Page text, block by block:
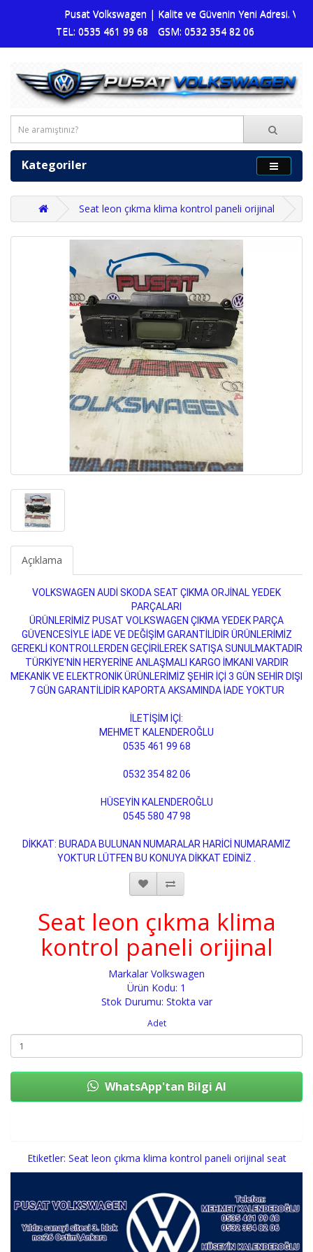
Pusat Volkswagen | Kalite ve Güvenin Yeni Adresi.
TEL: 0535 461 99 68
GSM: 0532 354 82 06
Kategoriler
Seat leon çıkma klima kontrol paneli orijinal
Açıklama
VOLKSWAGEN AUDİ SKODA SEAT ÇIKMA ORJİNAL YEDEK
PARÇALARI
ÜRÜNLERİMİZ PUSAT VOLKSWAGEN ÇIKMA YEDEK PARÇA
GÜVENCESİYLE İADE VE DEĞİŞİM GARANTİLİDİR ÜRÜNLERİMİZ
GEREKLİ KONTROLLERDEN GEÇİRİLEREK SATIŞA SUNULMAKTADIR
TÜRKİYE’NİN HERYERİNE ANLAŞMALI KARGO İMKANI VARDIR
MEKANİK VE ELEKTRONİK ÜRÜNLERİMİZ ŞEHİR İÇİ 3 GÜN SEHİR DIŞI
7 GÜN GARANTİLİDİR KAPORTA AKSAMINDA İADE YOKTUR
İLETİŞİM İÇİ:
MEHMET KALENDEROĞLU
0535 461 99 68
0532 354 82 06
HÜSEYİN KALENDEROĞLU
0545 580 47 98
DİKKAT: BURADA BULUNAN NUMARALAR HARİCİ NUMARAMIZ
YOKTUR LÜTFEN BU KONUYA DİKKAT EDİNİZ .
Seat leon çıkma klima
kontrol paneli orijinal
Markalar Volkswagen
Ürün Kodu: 1
Stok Durumu: Stokta var
Adet
WhatsApp'tan Bilgi Al
Etiketler: Seat leon çıkma klima kontrol paneli orijinal seat